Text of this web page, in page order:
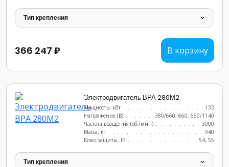
Тип крепления
366 247 ₽ В корзину
Электродвигатель ВРА 280М2
Мощность, кВт
132
Напряжение (В)
380/660, 660, 660/1140
Частота вращения (об./мин)
3000
Масса, кг
940
Класс защиты, IP
54, 55
Тип крепления